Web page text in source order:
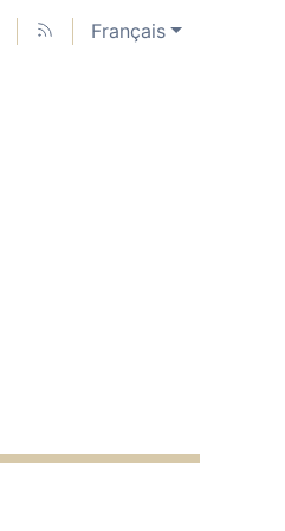
Français